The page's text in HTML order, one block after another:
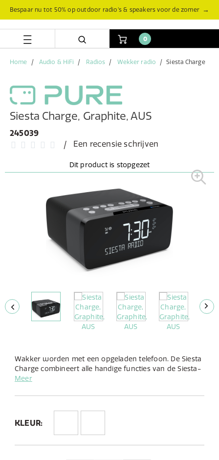
Bespaar nu tot 50% op outdoor radio’s & speakers voor de zomer →
0
Home Audio & HiFi Radios Wekker radio Siesta Charge
Siesta Charge, Graphite, AUS
245039
Een recensie schrijven
Wakker worden met een opgeladen telefoon. De Siesta
Charge combineert alle handige functies van de Siesta-
reeks plus het extra gemak van een draadloos
stereogeluid en muziek streamen via Bluetooth, kunt u
elke app.
Meer
KLEUR: